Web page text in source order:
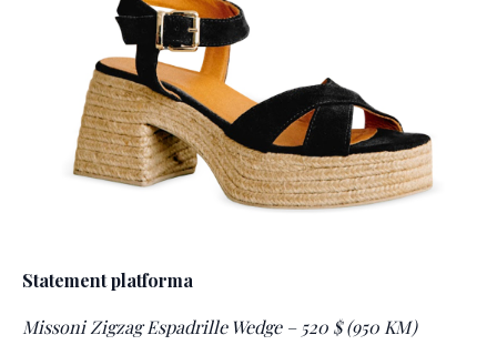
Statement platforma
Missoni Zigzag Espadrille Wedge – 520 $ (950 KM)